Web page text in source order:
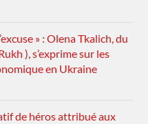
» : Olena Tkalich, du
), s’exprime sur les
en Ukraine
de héros attribué aux